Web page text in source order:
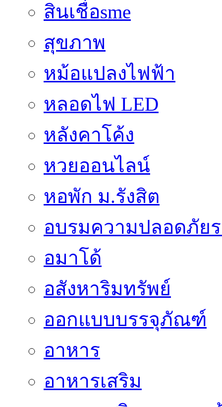
สินเชื่อsme
สุขภาพ
หม้อแปลงไฟฟ้า
หลอดไฟ LED
หลังคาโค้ง
หวยออนไลน์
หอพัก ม.รังสิต
อบรมความปลอดภัย
อมาโด้
อสังหาริมทรัพย์
ออกแบบบรรจุภัณฑ์
อาหาร
อาหารเสริม